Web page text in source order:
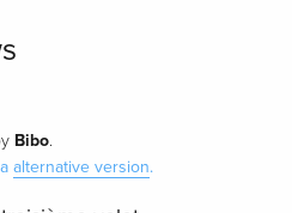
Bibo.
alternative version.